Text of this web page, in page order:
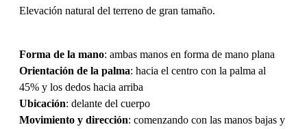
Elevación natural del terreno de gran tamaño.
Forma de la mano: ambas manos en forma de mano plana
Orientación de la palma: hacia el centro con la palma al
45% y los dedos hacia arriba
Ubicación: delante del cuerpo
Movimiento y dirección: comenzando con las manos bajas y